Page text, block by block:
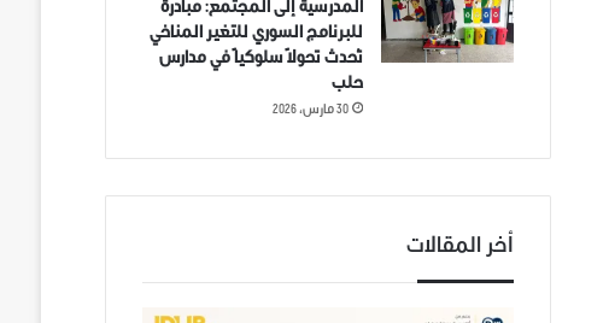
المدرسية إلى المجتمع: مبادرة
للبرنامج السوري للتغير المناخي
تُحدث تحولاً سلوكياً في مدارس
حلب
30 مارس، 2026
أخر المقالات